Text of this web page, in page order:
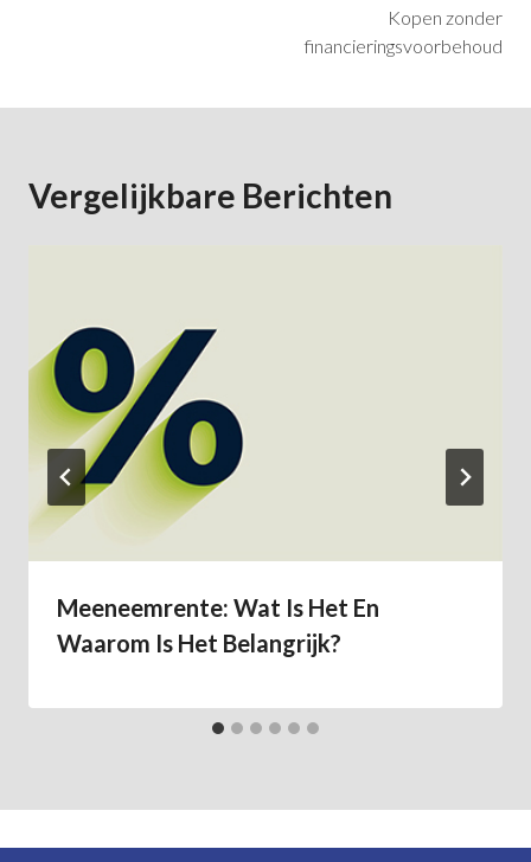
Kopen zonder
financieringsvoorbehoud
Vergelijkbare Berichten
Meeneemrente: Wat Is Het En
Waarom Is Het Belangrijk?